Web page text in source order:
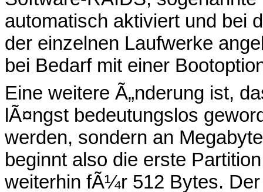
automatisch aktiviert und bei
der einzelnen Laufwerke
bei Bedarf mit einer
Eine weitere Ã„nderung ist,
lÃ¤ngst bedeutungslos
werden, sondern an
beginnt also die erste
weiterhin fÃ¼r 512 Bytes.